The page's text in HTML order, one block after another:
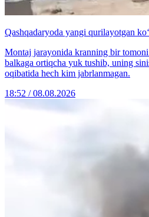
Qashqadaryoda yangi qurilayotgan
Montaj jarayonida kranning bir
balkaga ortiqcha yuk tushib, uning
oqibatida hech kim jabrlanmagan.
18:52 / 08.08.2026